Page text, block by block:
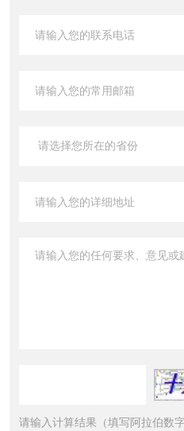
请输入计算结果（填写阿拉伯数